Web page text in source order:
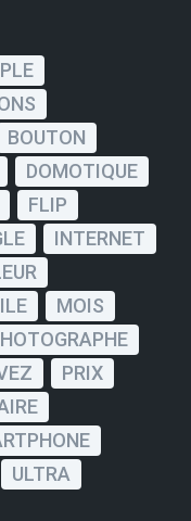
BOUTON
DOMOTIQUE
FLIP
INTERNET
MOIS
PRIX
ULTRA